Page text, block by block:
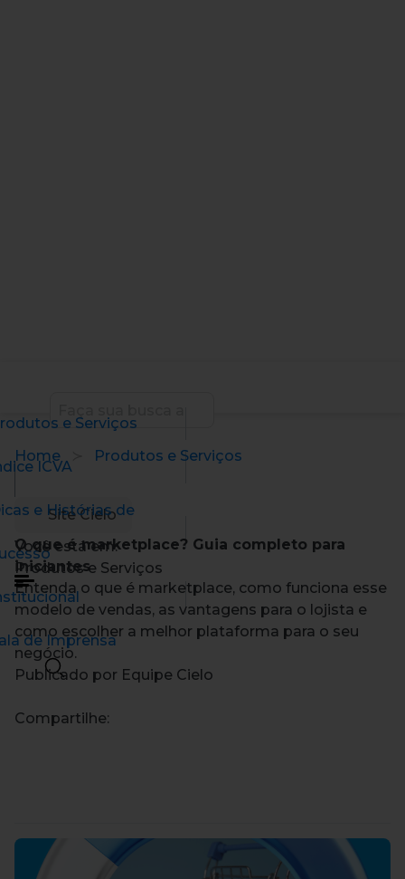
Site Cielo
e Serviços
ICVA
e Histórias de
de Imprensa
Home Produtos e Serviços
Você está em:
Produtos e Serviços
O que é marketplace? Guia completo para
iniciantes
Entenda o que é marketplace, como funciona esse
modelo de vendas, as vantagens para o lojista e
como escolher a melhor plataforma para o seu
negócio.
Publicado por Equipe Cielo
Compartilhe: